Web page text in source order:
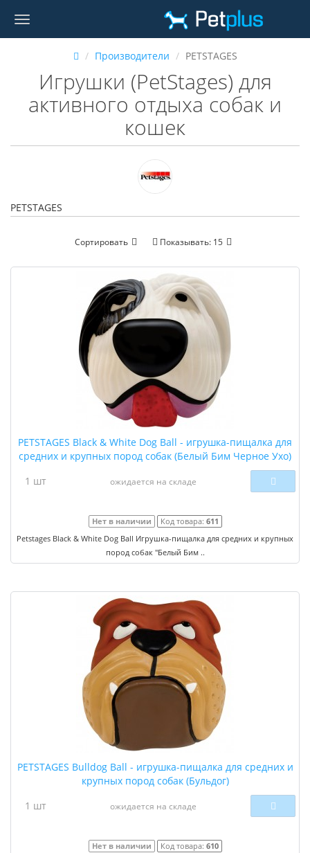
Производители PETSTAGES
Игрушки (PetStages) для
активного отдыха собак и
кошек
PETSTAGES
Сортировать Показывать: 15
PETSTAGES Black & White Dog Ball - игрушка-пищалка для
средних и крупных пород собак (Белый Бим Черное Ухо)
1 шт
ожидается на складе
Нет в наличии Код товара: 611
Petstages Black & White Dog Ball Игрушка-пищалка для средних и крупных
пород собак "Белый Бим ..
PETSTAGES Bulldog Ball - игрушка-пищалка для средних и
крупных пород собак (Бульдог)
1 шт
ожидается на складе
Нет в наличии Код товара: 610